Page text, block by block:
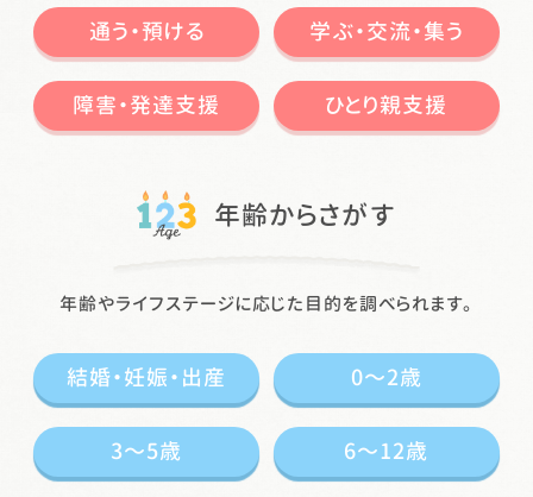
通う・預ける 学ぶ・交流・集う
障害・発達支援 ひとり親支援
年齢からさがす
年齢やライフステージに応じた目的を調べられます。
結婚・妊娠・出産 0〜2歳
3〜5歳 6〜12歳